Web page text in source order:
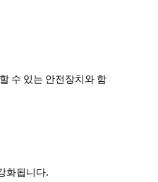
수 있는 안전장치와 함
화됩니다.